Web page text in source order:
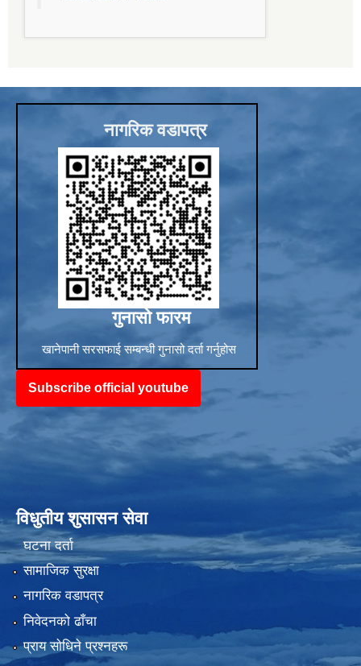
नागरिक वडापत्र
गुनासो फारम
खानेपानी सरसफाई सम्बन्धी गुनासो दर्ता गर्नुहोस
Subscribe official youtube
विधुतीय शुसासन सेवा
घटना दर्ता
सामाजिक सुरक्षा
नागरिक वडापत्र
निवेदनको ढाँचा
प्राय साेधिने प्रश्नहरू